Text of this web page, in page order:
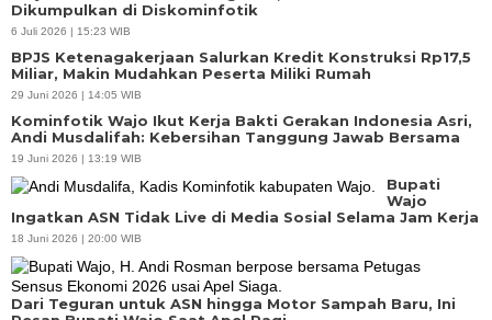
Dikumpulkan di Diskominfotik
6 Juli 2026 | 15:23 WIB
BPJS Ketenagakerjaan Salurkan Kredit Konstruksi Rp17,5
Miliar, Makin Mudahkan Peserta Miliki Rumah
29 Juni 2026 | 14:05 WIB
Kominfotik Wajo Ikut Kerja Bakti Gerakan Indonesia Asri,
Andi Musdalifah: Kebersihan Tanggung Jawab Bersama
19 Juni 2026 | 13:19 WIB
Bupati
Wajo
Ingatkan ASN Tidak Live di Media Sosial Selama Jam Kerja
18 Juni 2026 | 20:00 WIB
Dari Teguran untuk ASN hingga Motor Sampah Baru, Ini